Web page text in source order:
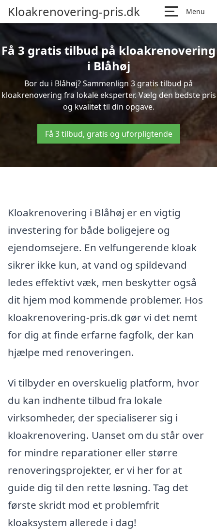
Kloakrenovering-pris.dk Menu
Få 3 gratis tilbud på kloakrenovering
i Blåhøj
Bor du i Blåhøj? Sammenlign 3 gratis tilbud på
kloakrenovering fra lokale eksperter. Vælg den bedste pris
og kvalitet til din opgave.
Få 3 tilbud, gratis og uforpligtende
Kloakrenovering i Blåhøj er en vigtig
investering for både boligejere og
ejendomsejere. En velfungerende kloak
sikrer ikke kun, at vand og spildevand
ledes effektivt væk, men beskytter også
dit hjem mod kommende problemer. Hos
kloakrenovering-pris.dk gør vi det nemt
for dig at finde erfarne fagfolk, der kan
hjælpe med renoveringen.
Vi tilbyder en overskuelig platform, hvor
du kan indhente tilbud fra lokale
virksomheder, der specialiserer sig i
kloakrenovering. Uanset om du står over
for mindre reparationer eller større
renoveringsprojekter, er vi her for at
guide dig til den rette løsning. Tag det
første skridt mod et problemfrit
kloaksystem allerede i dag!